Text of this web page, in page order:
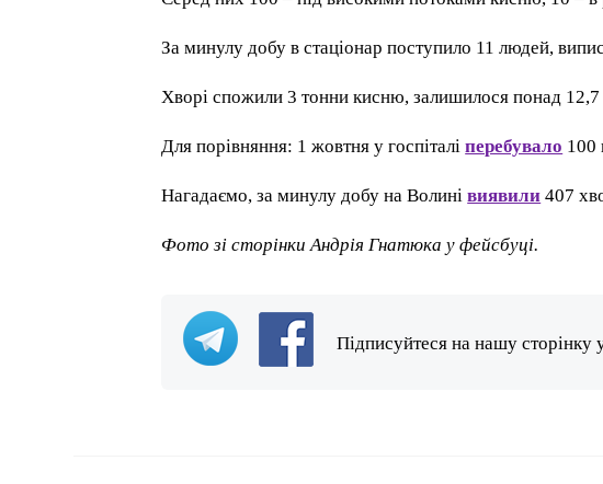
За минулу добу в стаціонар поступило 11 людей,
Хворі спожили 3 тонни кисню, залишилося понад 12,7
Для порівняння: 1 жовтня у госпіталіперебувало 100
Нагадаємо, за минулу добу на Волинівиявили 407
Фото зі сторінки Андрія Гнатюка у фейсбуці.
Підписуйтеся на нашу сторінку